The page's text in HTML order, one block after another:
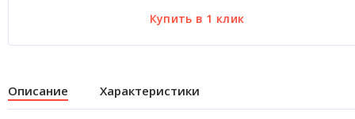
Описание Характеристики